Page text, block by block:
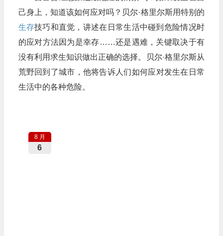
己身上，知道该如何应对吗？贝尔·格里尔斯用特别的
生存技巧和直觉，讲述在日常生活中碰到危险情况时
的应对方法因为是幸存……还是遇难，关键取决于有
没有利用求生知识做出正确的选择。贝尔·格里尔斯从
荒野回到了城市，他将告诉人们如何应对发生在日常
生活中的各种危险。
8 月
6